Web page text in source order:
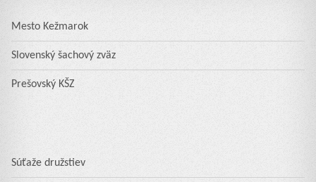
Mesto Kežmarok
Slovenský šachový zväz
Prešovský KŠZ
Súťaže družstiev